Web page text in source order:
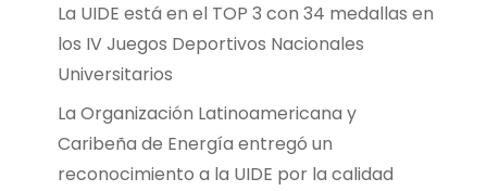
La UIDE está en el TOP 3 con 34 medallas en
los IV Juegos Deportivos Nacionales
Universitarios
La Organización Latinoamericana y
Caribeña de Energía entregó un
reconocimiento a la UIDE por la calidad